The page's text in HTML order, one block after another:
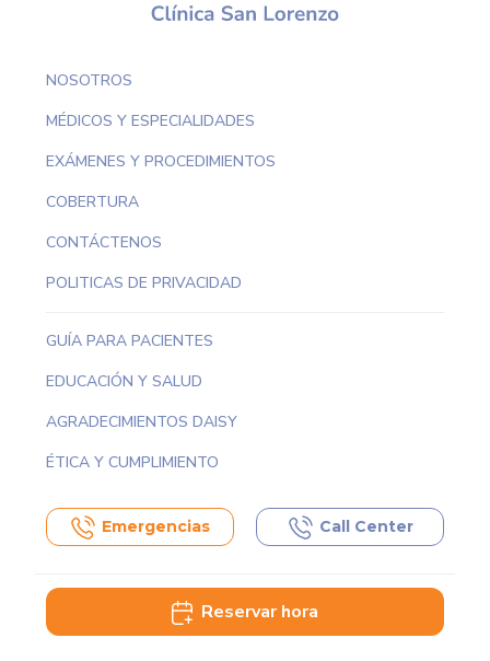
NOSOTROS
MÉDICOS Y ESPECIALIDADES
EXÁMENES Y PROCEDIMIENTOS
COBERTURA
CONTÁCTENOS
POLITICAS DE PRIVACIDAD
GUÍA PARA PACIENTES
EDUCACIÓN Y SALUD
AGRADECIMIENTOS DAISY
ÉTICA Y CUMPLIMIENTO
Emergencias Call Center
Reservar hora